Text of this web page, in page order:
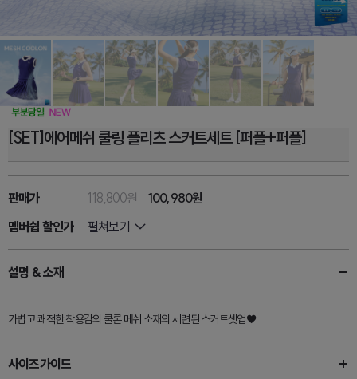
[SET]에어메쉬 쿨링 플리츠 스커트세트 [퍼플+퍼플]
판매가 118,800원 100,980원
멤버쉽 할인가
펼쳐보기
설명 & 소재
가볍고 쾌적한 착용감의 쿨론 메쉬 소재의 세련된 스커트셋업♥
사이즈가이드